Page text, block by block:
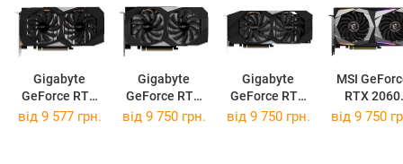
Gigabyte
GeForce RTX
2060 OC rev.
Gigabyte
GeForce RTX
2060 OC 6G
Gigabyte
GeForce RTX
2060
MSI
RTX 2060
GAMING Z
від 9 577 грн. від 9 750 грн. від 9 750 грн. від 9 750